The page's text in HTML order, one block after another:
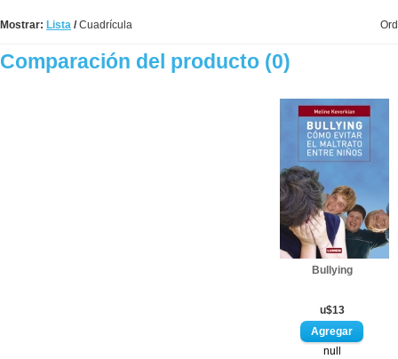
Mostrar: Lista /Cuadrícula
Comparación del producto (0)
Bullying
u$13
null